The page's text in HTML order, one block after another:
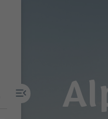
user link
menu link